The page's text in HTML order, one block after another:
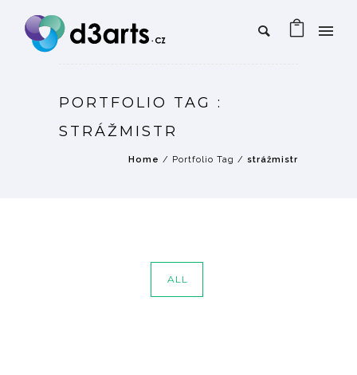
PORTFOLIO TAG :
STRÁŽMISTR
Home / Portfolio Tag / strážmistr
ALL